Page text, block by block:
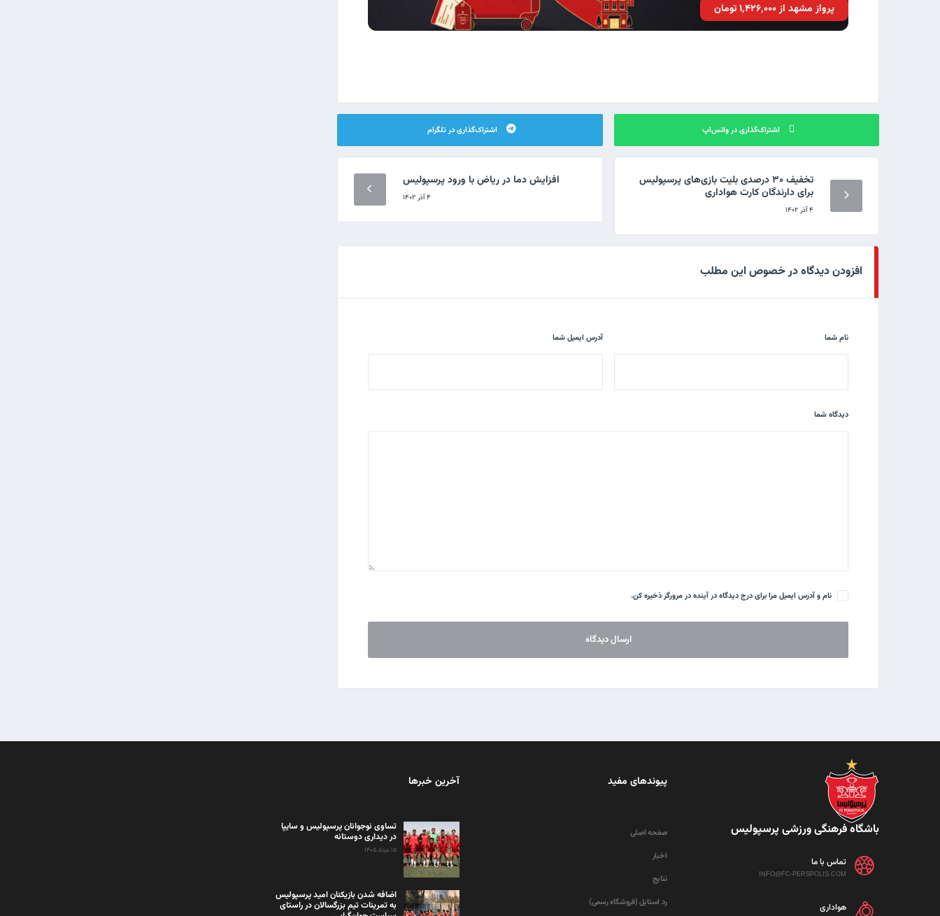
پرواز مشهد از ۱٬۴۲۶٬۰۰۰ تومان
اشتراک‌گذاری در واتس‌اپ اشتراک‌گذاری در تلگرام
تخفیف ۳۰ درصدی بلیت بازی‌های پرسپولیس
برای دارندگان کارت هواداری
۴ آذر ۱۴۰۲
افزایش دما در ریاض با ورود پرسپولیس
۴ آذر ۱۴۰۲
افزودن دیدگاه در خصوص این مطلب
نام شما آدرس ایمیل شما
دیدگاه شما
نام و آدرس ایمیل مرا برای درج دیدگاه در آینده در مرورگر ذخیره کن.
باشگاه فرهنگی ورزشی پرسپولیس
تماس با ما
INFO@FC-PERSPOLIS.COM
هواداری
پیوندهای مفید
صفحه اصلی
اخبار
نتایج
رد استایل (فروشگاه رسمی)
آخرین خبرها
تساوی نوجوانان پرسپولیس و سایپا
در دیداری دوستانه
۱۵ مرداد ۱۴۰۵
اضافه شدن بازیکنان امید پرسپولیس
به تمرینات تیم بزرگسالان در راستای